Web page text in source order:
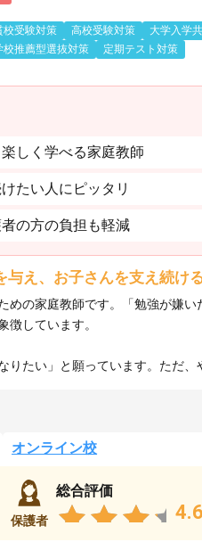
校受験対策 高校受験対策 大学入学
校推薦型選抜対策 定期テスト対策
しく学べる家庭教師
たい人にピッタリ
の方の負担も軽減
え、お子さんを支え続け
めの家庭教師です。「勉強が嫌
徴しています。
たい」と願っています。ただ、
オンライン校
保護者
総合評価
4.6